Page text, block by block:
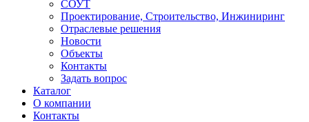
СОУТ
Проектирование, Строительство, Инжиниринг
Отраслевые решения
Новости
Объекты
Контакты
Задать вопрос
Каталог
О компании
Контакты